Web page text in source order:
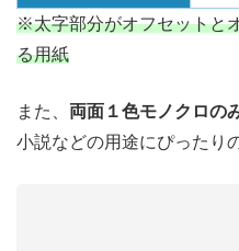
※太字部分がオフセットと
る用紙
また、 両面１色モノクロの
小説などの用途にぴったり